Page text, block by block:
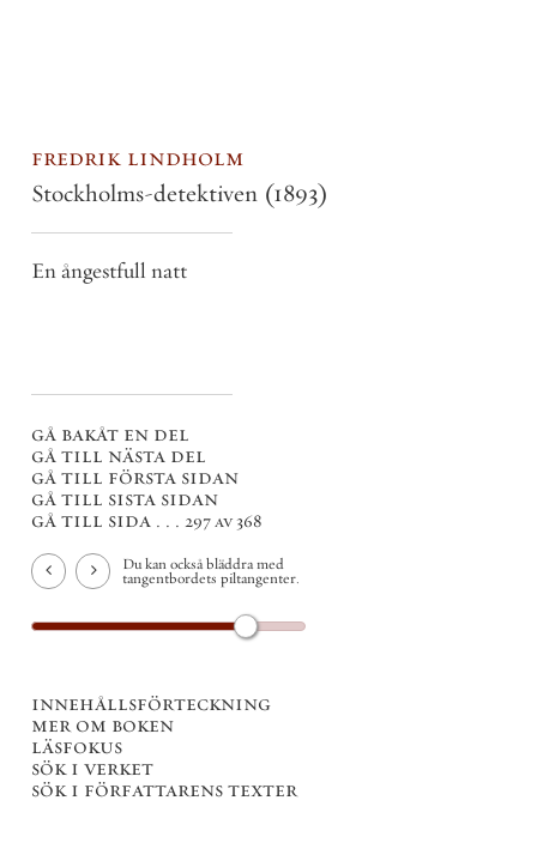
fredrik lindholm
Stockholms-detektiven (1893)
En ångestfull natt
gå bakåt en del
gå till nästa del
gå till första sidan
gå till sista sidan
gå till sida . . . 297 av 368
Du kan också bläddra med
tangentbordets piltangenter.
innehållsförteckning
mer om boken
läsfokus
sök i verket
sök i författarens texter